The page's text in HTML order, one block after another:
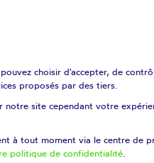
choisir d'accepter, de
proposés par des tiers.
site cependant votre
à tout moment via le centre de
politique de confidentialité